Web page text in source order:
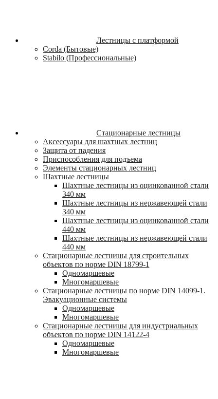
Лестницы с платформой
Corda (Бытовые)
Stabilo (Профессиональные)
Стационарные лестницы
Аксессуары для шахтных лестниц
Защита от падения
Приспособления для подъема
Элементы стационарных лестниц
Шахтные лестницы
Шахтные лестницы из оцинкованной стали
340 мм
Шахтные лестницы из нержавеющей стали
340 мм
Шахтные лестницы из оцинкованной стали
440 мм
Шахтные лестницы из нержавеющей стали
440 мм
Стационарные лестницы для строительных
объектов по норме DIN 18799-1
Одномаршевые
Многомаршевые
Стационарные лестницы по норме DIN 14099-1.
Эвакуационные системы
Одномаршевые
Многомаршевые
Стационарные лестницы для индустриальных
объектов по норме DIN 14122-4
Одномаршевые
Многомаршевые